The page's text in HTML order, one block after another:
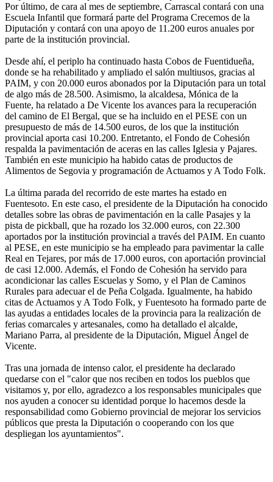
Por último, de cara al mes de septiembre, Carrascal contará con una
Escuela Infantil que formará parte del Programa Crecemos de la
Diputación y contará con una apoyo de 11.200 euros anuales por
parte de la institución provincial.
Desde ahí, el periplo ha continuado hasta Cobos de Fuentidueña,
donde se ha rehabilitado y ampliado el salón multiusos, gracias al
PAIM, y con 20.000 euros abonados por la Diputación para un total
de algo más de 28.500. Asimismo, la alcaldesa, Mónica de la
Fuente, ha relatado a De Vicente los avances para la recuperación
del camino de El Bergal, que se ha incluido en el PESE con un
presupuesto de más de 14.500 euros, de los que la institución
provincial aporta casi 10.200. Entretanto, el Fondo de Cohesión
respalda la pavimentación de aceras en las calles Iglesia y Pajares.
También en este municipio ha habido catas de productos de
Alimentos de Segovia y programación de Actuamos y A Todo Folk.
La última parada del recorrido de este martes ha estado en
Fuentesoto. En este caso, el presidente de la Diputación ha conocido
detalles sobre las obras de pavimentación en la calle Pasajes y la
pista de pickball, que ha rozado los 32.000 euros, con 22.300
aportados por la institución provincial a través del PAIM. En cuanto
al PESE, en este municipio se ha empleado para pavimentar la calle
Real en Tejares, por más de 17.000 euros, con aportación provincial
de casi 12.000. Además, el Fondo de Cohesión ha servido para
acondicionar las calles Escuelas y Somo, y el Plan de Caminos
Rurales para adecuar el de Peña Colgada. Igualmente, ha habido
citas de Actuamos y A Todo Folk, y Fuentesoto ha formado parte de
las ayudas a entidades locales de la provincia para la realización de
ferias comarcales y artesanales, como ha detallado el alcalde,
Mariano Parra, al presidente de la Diputación, Miguel Ángel de
Vicente.
Tras una jornada de intenso calor, el presidente ha declarado
quedarse con el "calor que nos reciben en todos los pueblos que
visitamos y, por ello, agradezco a los responsables municipales que
nos ayuden a conocer su identidad porque lo hacemos desde la
responsabilidad como Gobierno provincial de mejorar los servicios
públicos que presta la Diputación o cooperando con los que
despliegan los ayuntamientos".